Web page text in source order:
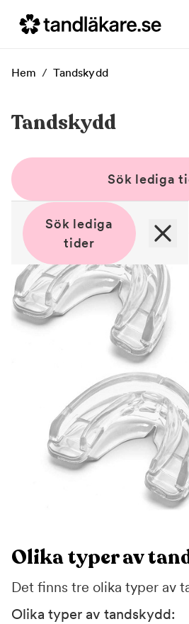
Hem / Tandskydd
Tandskydd
Sök lediga
Sök lediga
tider
Olika typer av
Det finns tre olika typer av
Olika typer av tandskydd: